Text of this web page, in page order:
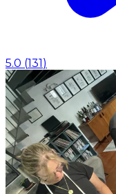
5.0 (131 )